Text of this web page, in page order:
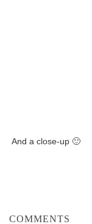
And a close-up 🙂
COMMENTS